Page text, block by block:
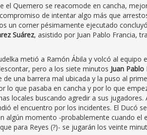
el Quemero se reacomode en cancha,
de intentar algo más que
un corner pésimamente ejecutado
Suárez, asistido por Juan Pablo Francia,
metió a Ramón Ábila y volcó al equipo
pero a los siete minutos Juan Pablo
una barrera mal ubicada y la puso al
lo que pasaba en cancha y por lo que
locales buscando agredir a sus jugadores.
el encuentro por los incidentes. El Ducó
algún momento -probablemente cuando el
para Reyes (?)- se jugarán los veinte